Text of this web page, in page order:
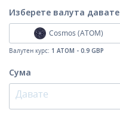
Изберете валута давате
Cosmos (ATOM)
Валутен курс: 1 ATOM - 0.9 GBP
Сума